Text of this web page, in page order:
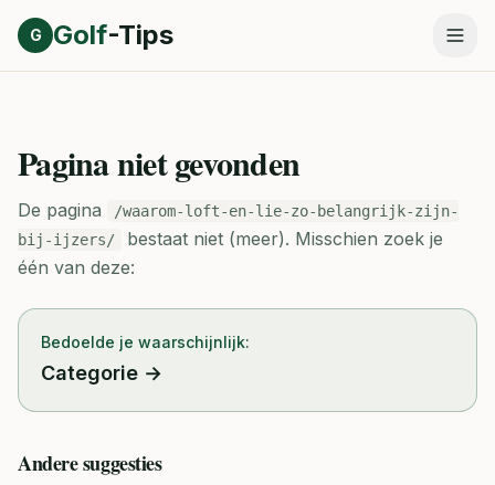
Direct naar inhoud
G Golf-Tips
Pagina niet gevonden
De pagina
/waarom-loft-en-lie-zo-belangrijk-zijn-
bij-ijzers/
bestaat niet (meer). Misschien zoek je
één van deze:
Bedoelde je waarschijnlijk:
Categorie →
Andere suggesties